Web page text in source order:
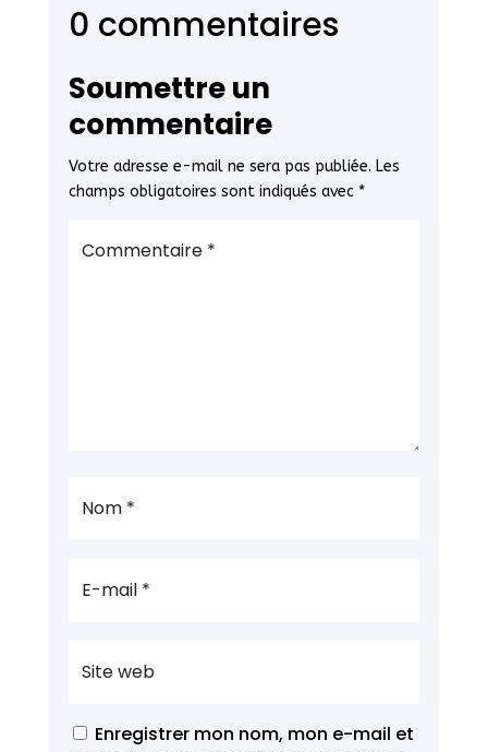
0 commentaires
Soumettre un
commentaire
Votre adresse e-mail ne sera pas publiée. Les
champs obligatoires sont indiqués avec *
Enregistrer mon nom, mon e-mail et